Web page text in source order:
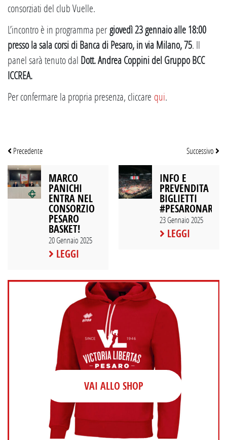
consorziati del club Vuelle.
L’incontro è in programma pergiovedì 23 gennaio alle 18:00
presso la sala corsi di Banca di Pesaro, in via Milano, 75. Il
panel sarà tenuto dal Dott. Andrea Coppini del Gruppo BCC
ICCREA.
Per confermare la propria presenza, cliccare qui.
Precedente
MARCO
PANICHI
ENTRA NEL
CONSORZIO
PESARO
BASKET!
20 Gennaio 2025
LEGGI
Successivo
INFO E
PREVENDITA
BIGLIETTI
#PESARONARDÒ
23 Gennaio 2025
LEGGI
VAI ALLO SHOP